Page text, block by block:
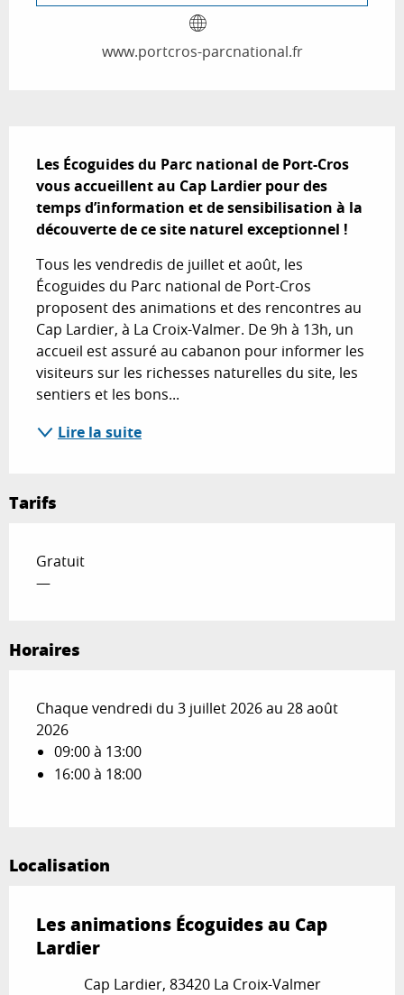
www.portcros-parcnational.fr
Les Écoguides du Parc national de Port-Cros
vous accueillent au Cap Lardier pour des
temps d’information et de sensibilisation à la
découverte de ce site naturel exceptionnel !
Tous les vendredis de juillet et août, les
Écoguides du Parc national de Port-Cros
proposent des animations et des rencontres au
Cap Lardier, à La Croix-Valmer. De 9h à 13h, un
accueil est assuré au cabanon pour informer les
visiteurs sur les richesses naturelles du site, les
sentiers et les bons...
Lire la suite
Tarifs
Gratuit
—
Horaires
Chaque vendredi du 3 juillet 2026 au 28 août
2026
09:00 à 13:00
16:00 à 18:00
Localisation
Les animations Écoguides au Cap
Lardier
Cap Lardier, 83420 La Croix-Valmer